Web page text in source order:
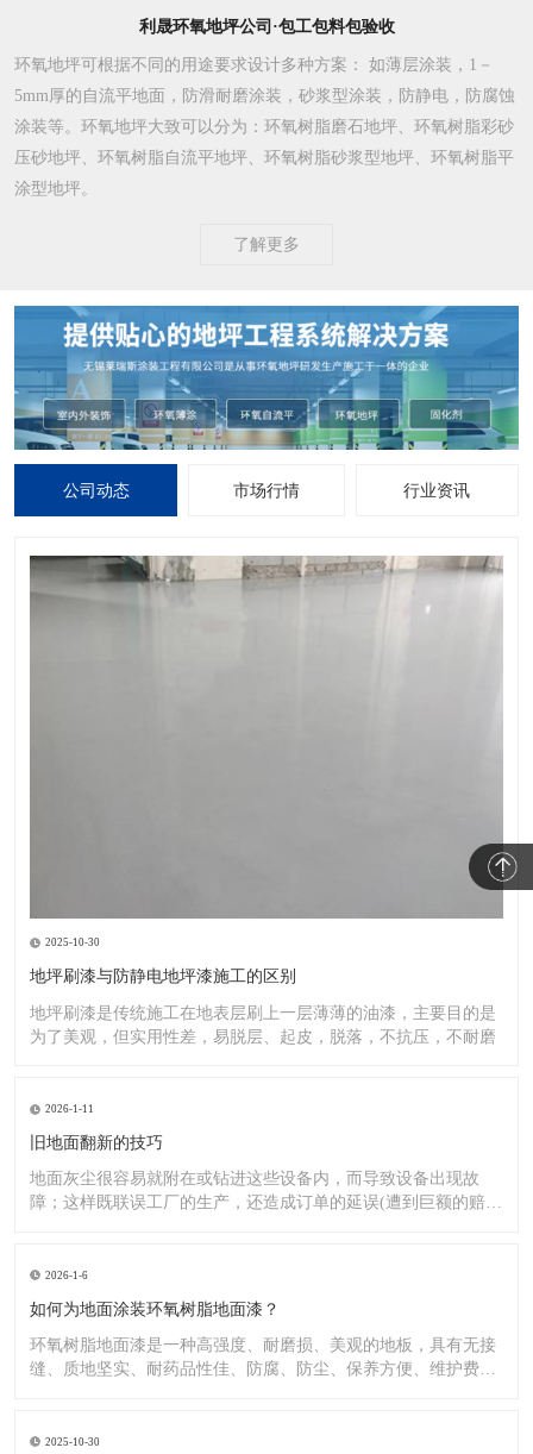
利晟环氧地坪公司·包工包料包验收
环氧地坪可根据不同的用途要求设计多种方案 ： 如薄层涂装，1－
5mm厚的自流平地面，防滑耐磨涂装，砂浆型涂装，防静电，防腐蚀
涂装等。环氧地坪大致可以分为：环氧树脂磨石地坪、环氧树脂彩砂
压砂地坪、环氧树脂自流平地坪、环氧树脂砂浆型地坪、环氧树脂平
涂型地坪。
了解更多
公司动态 市场行情 行业资讯
2025-10-30
地坪刷漆与防静电地坪漆施工的区别
地坪刷漆是传统施工在地表层刷上一层薄薄的油漆，主要目的是
为了美观，但实用性差，易脱层、起皮，脱落，不抗压，不耐磨
2026-1-11
旧地面翻新的技巧
地面灰尘很容易就附在或钻进这些设备内，而导致设备出现故
障；这样既联误工厂的生产，还造成订单的延误(遭到巨额的赔
2026-1-6
如何为地面涂装环氧树脂地面漆？
环氧树脂地面漆是一种高强度、耐磨损、美观的地板，具有无接
缝、质地坚实、耐药品性佳、防腐、防尘、保养方便、维护费用
2025-10-30